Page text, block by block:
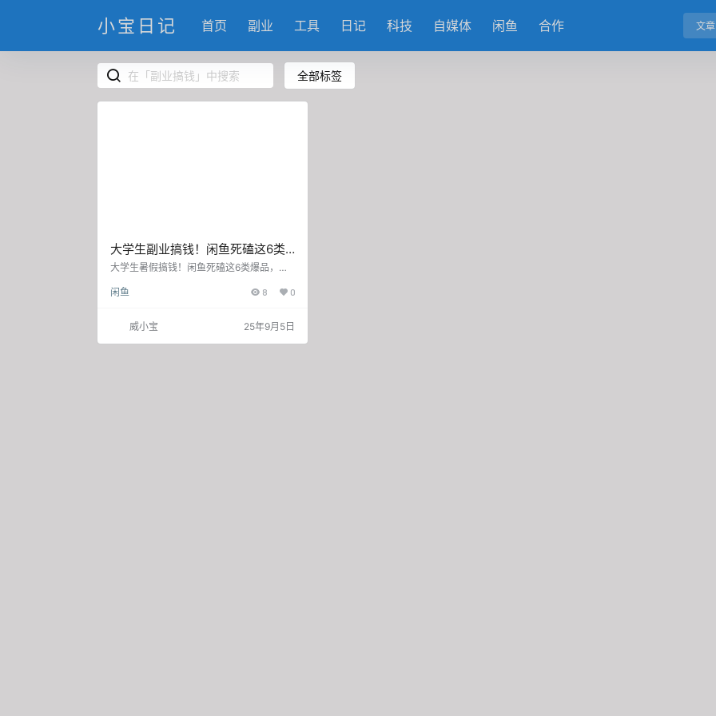
小宝日记 首页 副业 工具 日记 科技 自媒体 闲鱼 合作 文章
全部标签
大学生副业搞钱！闲鱼死磕这6类
爆品，轻松实现奶茶自由
大学生暑假搞钱！闲鱼死磕这6类爆品，轻
花钱的宝子们注意啦！闲鱼可是个宝藏平
爆品，照着做，奶茶自由不是梦～ 一、电子
产品类：科技爱好者的心头好 1. 二手手机：
闲鱼 8 0
威小宝 25年9月5日